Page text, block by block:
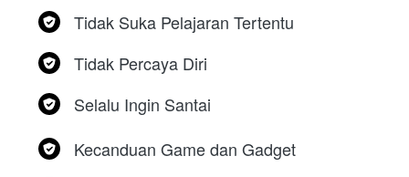
Tidak Suka Pelajaran Tertentu
Tidak Percaya Diri
Selalu Ingin Santai
Kecanduan Game dan Gadget